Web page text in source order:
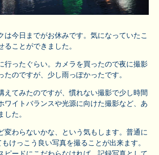
は今日までがお休みです。気になっていたこ
ることができました。
行ったぐらい。カメラを買ったので夜に撮影
たのですが、少し雨っぽかったです。
えてみたのですが、慣れない撮影で少し時間
ワイトバランスや光源に向けた撮影など、あ
た。
変わらないかな、という気もします。普通に
けっこう良い写真を撮ることが出来ます。